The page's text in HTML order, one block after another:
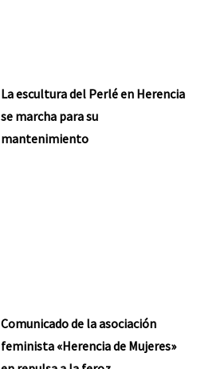
La escultura del Perlé en Herencia
se marcha para su
mantenimiento
Comunicado de la asociación
feminista «Herencia de Mujeres»